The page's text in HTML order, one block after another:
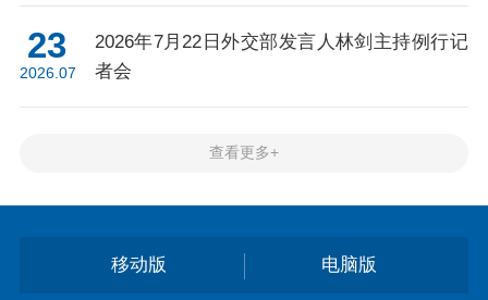
23
2026.07
2026年7月22日外交部发言人林剑主持例行记
者会
查看更多+
移动版 电脑版